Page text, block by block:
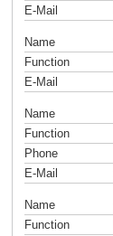
E-Mail
Name
Function
E-Mail
Name
Function
Phone
E-Mail
Name
Function